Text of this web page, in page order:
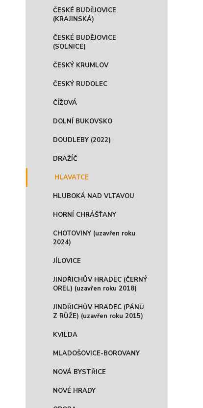
ČESKÉ BUDĚJOVICE
(KRAJINSKÁ)
ČESKÉ BUDĚJOVICE
(SOLNICE)
ČESKÝ KRUMLOV
ČESKÝ RUDOLEC
ČÍŽOVÁ
DOLNÍ BUKOVSKO
DOUDLEBY (2022)
DRAŽÍČ
HLAVATCE
HLUBOKÁ NAD VLTAVOU
HORNÍ CHRÁŠŤANY
CHOTOVINY (uzavřen roku
2024)
JÍLOVICE
JINDŘICHŮV HRADEC (ČERNÝ
OREL) (uzavřen roku 2018)
JINDŘICHŮV HRADEC (PÁNŮ
Z RŮŽE) (uzavřen roku 2015)
KVILDA
MLADOŠOVICE-BOROVANY
NOVÁ BYSTŘICE
NOVÉ HRADY